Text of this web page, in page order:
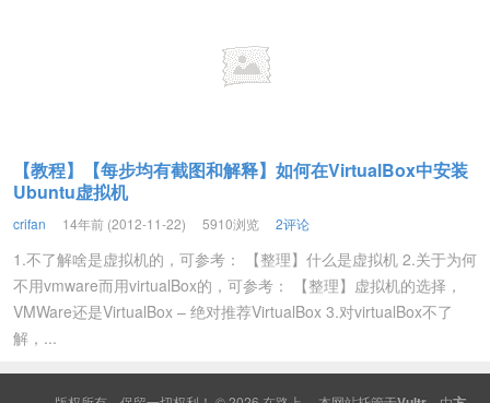
【教程】【每步均有截图和解释】如何在VirtualBox中安装
Ubuntu虚拟机
crifan 14年前 (2012-11-22) 5910浏览 2评论
1.不了解啥是虚拟机的，可参考： 【整理】什么是虚拟机 2.关于为何
不用vmware而用virtualBox的，可参考： 【整理】虚拟机的选择，
VMWare还是VirtualBox – 绝对推荐VirtualBox 3.对virtualBox不了
解，...